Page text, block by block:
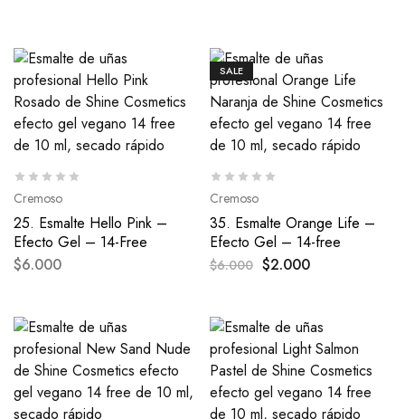
Cremoso
25. Esmalte Hello Pink –
Efecto Gel – 14-Free
$6.000
SALE
Cremoso
35. Esmalte Orange Life –
Efecto Gel – 14-free
$6.000 $2.000